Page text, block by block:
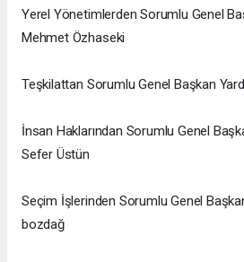
Yerel Yönetimlerden Sorumlu Genel
Mehmet Özhaseki
Teşkilattan Sorumlu Genel Başkan
İnsan Haklarından Sorumlu Genel
Sefer Üstün
Seçim İşlerinden Sorumlu Genel
bozdağ